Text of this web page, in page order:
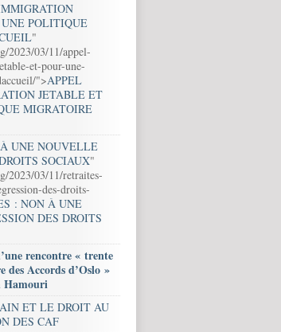
POLITIQUE
"
2023/03/11/appel-
et-pour-une-
">APPEL
JETABLE ET
MIGRATOIRE
UNE NOUVELLE
SOCIAUX"
2023/03/11/retraites-
des-droits-
: NON À UNE
DES DROITS
rencontre « trente
des Accords d’Oslo »
Hamouri
ET LE DROIT AU
DES CAF